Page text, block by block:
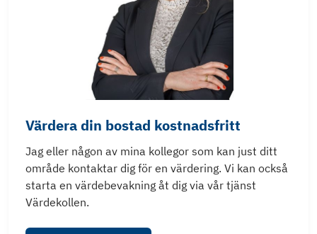
Fastighetsutdrag Mjölkeröd GA: 11
Fastighetsutdrag Mjölkeröd GA: 12
Fastighetsutdrag Mjölkeröd GA: 13
Fastighetsutdrag Mjölkeröd GA: 6
Fastighetsutdrag Mjölkeröd GA: 8
Fastighetsutdrag Mjölkeröd GA: 9
Värdera din bostad kostnadsfritt
Jag eller någon av mina kollegor som kan just ditt
område kontaktar dig för en värdering. Vi kan också
starta en värdebevakning åt dig via vår tjänst
Värdekollen.